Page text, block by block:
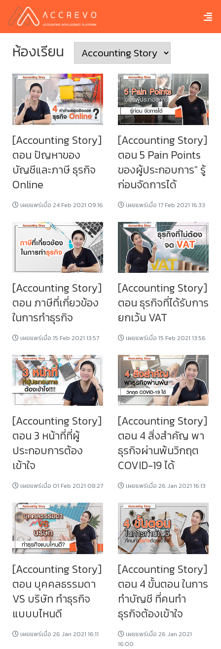
ห้องเรียน
[Accounting Story]
ตอน ปัญหาของ
บัญชีและภาษี ธุรกิจ
Online
เผยแพร่เมื่อ 24 Feb 2021 09:16
[Accounting Story]
ตอน 5 Pain Points
ของผู้ประกอบการ" รู้
ก่อนจัดการได้
เผยแพร่เมื่อ 17 Feb 2021 16:33
[Accounting Story]
ตอน ภาษีที่เกี่ยวข้อง
ในการทำธุรกิจ
เผยแพร่เมื่อ 15 Feb 2021 13:57
[Accounting Story]
ตอน ธุรกิจที่ได้รับการ
ยกเว้น VAT
เผยแพร่เมื่อ 15 Feb 2021 13:56
[Accounting Story]
ตอน 3 หน้าที่ที่ผู้
ประกอบการต้อง
เข้าใจ
เผยแพร่เมื่อ 01 Feb 2021 08:27
[Accounting Story]
ตอน 4 สิ่งสำคัญ พา
ธุรกิจผ่านพ้นวิกฤต
COVID-19 ได้
เผยแพร่เมื่อ 26 Jan 2021 16:13
[Accounting Story]
ตอน บุคคลธรรมดา
VS บริษัท ทำธุรกิจ
แบบบไหนดี
เผยแพร่เมื่อ 26 Jan 2021 16:11
[Accounting Story]
ตอน 4 ขั้นตอน ในการ
ทำบัญชี ที่คนทำ
ธุรกิจต้องเข้าใจ
เผยแพร่เมื่อ 26 Jan 2021
16:00